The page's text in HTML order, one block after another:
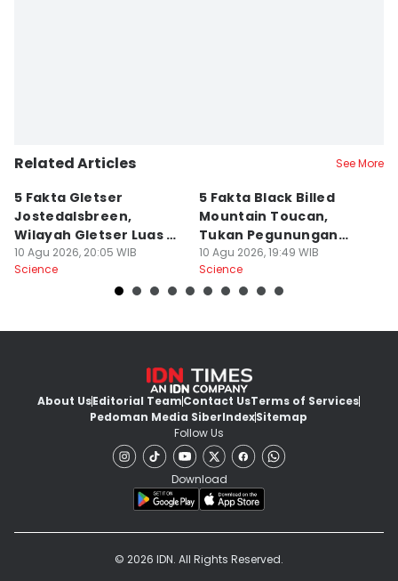
Related Articles See More
5 Fakta Gletser
Jostedalsbreen,
Wilayah Gletser Luas di
Norwegia
10 Agu 2026, 20:05 WIB
Science
5 Fakta Black Billed
Mountain Toucan,
Tukan Pegunungan
yang Eksotis
10 Agu 2026, 19:49 WIB
Science
About UsEditorial TeamContact UsTerms of Services
Pedoman Media SiberIndexSitemap
Follow Us
Download
© 2026 IDN. All Rights Reserved.